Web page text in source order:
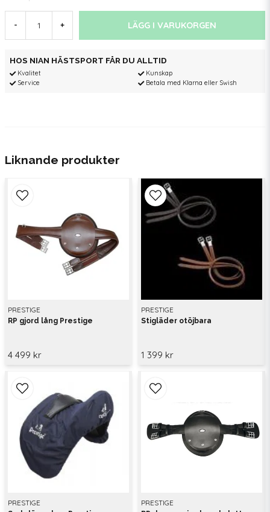
- + LÄGG I VARUKORGEN
HOS NIAN HÄSTSPORT FÅR DU ALLTID
Kvalitet
Service
Kunskap
Betala med Klarna eller Swish
Liknande produkter
PRESTIGE
RP gjord lång Prestige
4 499 kr
PRESTIGE
Stigläder otöjbara
1 399 kr
PRESTIGE PRESTIGE